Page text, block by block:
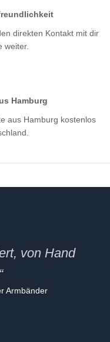
direkten Kontakt mit dir
weiter.
Hamburg
aus Hamburg kostenlos
von Hand
Armbänder